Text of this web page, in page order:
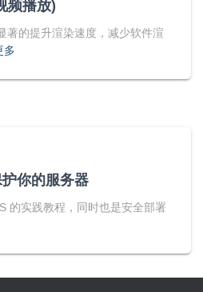
频播放)
著的提升渲染速度，减少软件渲
多
你的服务器
的实践教程，同时也是安全部署